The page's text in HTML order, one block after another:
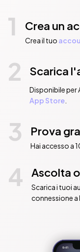
1 Crea un
Crea il tuo
2 Scarica
Disponibile per
App Store.
3 Prova
Hai accesso a
4 Ascolta
Scarica i tuoi
connessione a